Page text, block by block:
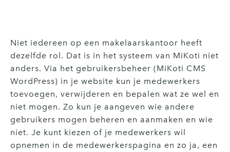
Niet iedereen op een makelaarskantoor heeft
dezelfde rol. Dat is in het systeem van MiKoti niet
anders. Via het gebruikersbeheer (MiKoti CMS
WordPress) in je website kun je medewerkers
toevoegen, verwijderen en bepalen wat ze wel en
niet mogen. Zo kun je aangeven wie andere
gebruikers mogen beheren en aanmaken en wie
niet. Je kunt kiezen of je medewerkers wil
opnemen in de medewerkerspagina en zo ja, een